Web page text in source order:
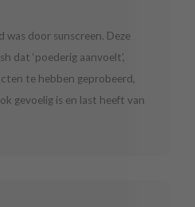
door sunscreen. Deze
dat ‘poederig aanvoelt’,
te hebben geprobeerd,
gevoelig is en last heeft van